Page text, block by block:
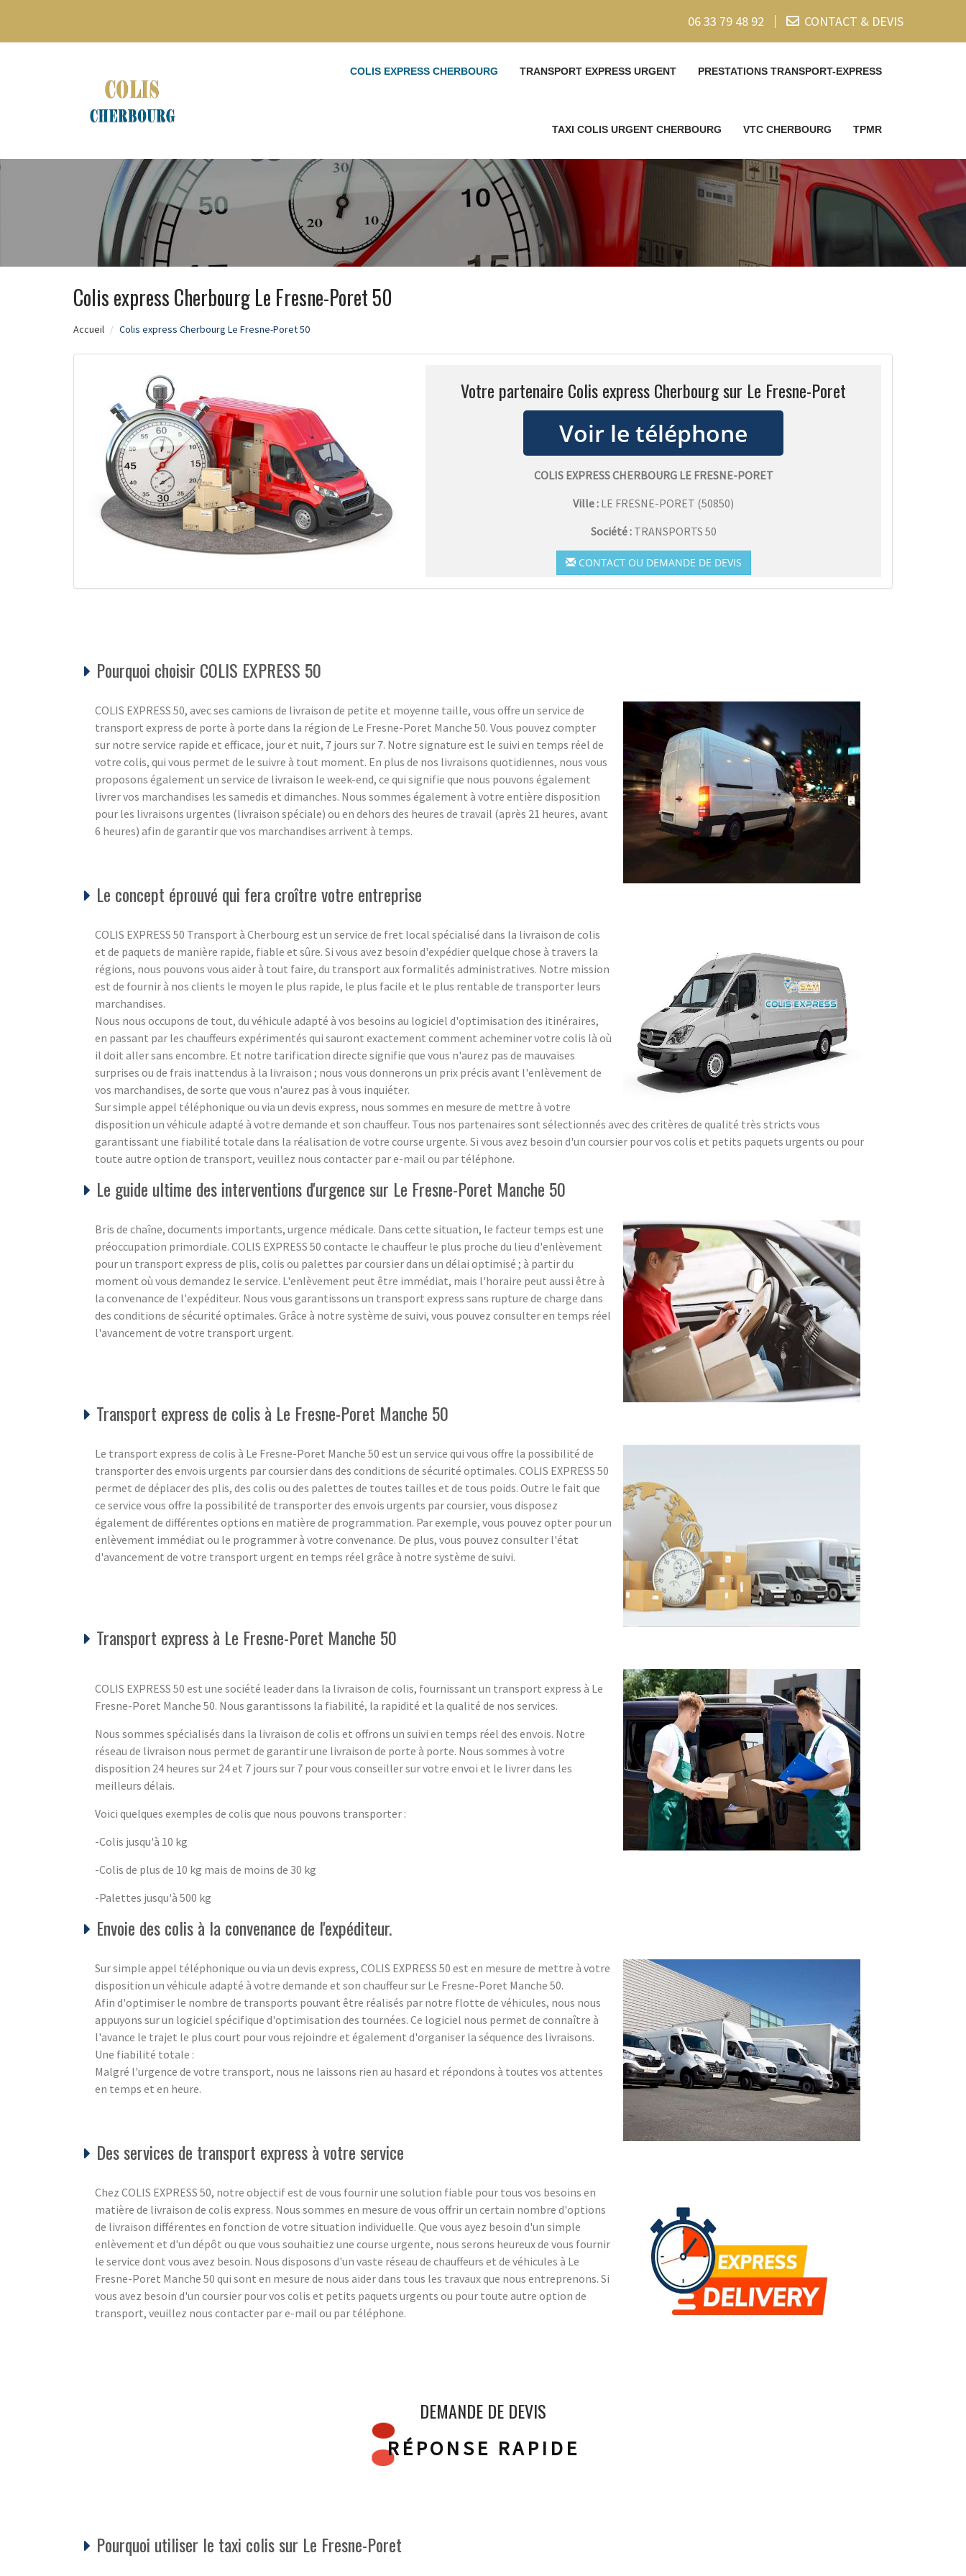
06 33 79 48 92 CONTACT & DEVIS
COLIS EXPRESS CHERBOURG TRANSPORT EXPRESS URGENT PRESTATIONS TRANSPORT-EXPRESS
TAXI COLIS URGENT CHERBOURG VTC CHERBOURG TPMR
Colis express Cherbourg Le Fresne-Poret 50
Accueil Colis express Cherbourg Le Fresne-Poret 50
Votre partenaire Colis express Cherbourg sur Le Fresne-Poret
COLIS EXPRESS CHERBOURG LE FRESNE-PORET
Ville : LE FRESNE-PORET (50850)
Société : TRANSPORTS 50
CONTACT OU DEMANDE DE DEVIS
Pourquoi choisir COLIS EXPRESS 50
COLIS EXPRESS 50, avec ses camions de livraison de petite et moyenne taille, vous offre un service de
transport express de porte à porte dans la région de Le Fresne-Poret Manche 50. Vous pouvez compter
sur notre service rapide et efficace, jour et nuit, 7 jours sur 7. Notre signature est le suivi en temps réel de
votre colis, qui vous permet de le suivre à tout moment. En plus de nos livraisons quotidiennes, nous vous
proposons également un service de livraison le week-end, ce qui signifie que nous pouvons également
livrer vos marchandises les samedis et dimanches. Nous sommes également à votre entière disposition
pour les livraisons urgentes (livraison spéciale) ou en dehors des heures de travail (après 21 heures, avant
6 heures) afin de garantir que vos marchandises arrivent à temps.
Le concept éprouvé qui fera croître votre entreprise
COLIS EXPRESS 50 Transport à Cherbourg est un service de fret local spécialisé dans la livraison de colis
et de paquets de manière rapide, fiable et sûre. Si vous avez besoin d'expédier quelque chose à travers la
régions, nous pouvons vous aider à tout faire, du transport aux formalités administratives. Notre mission
est de fournir à nos clients le moyen le plus rapide, le plus facile et le plus rentable de transporter leurs
marchandises.
Nous nous occupons de tout, du véhicule adapté à vos besoins au logiciel d'optimisation des itinéraires,
en passant par les chauffeurs expérimentés qui sauront exactement comment acheminer votre colis là où
il doit aller sans encombre. Et notre tarification directe signifie que vous n'aurez pas de mauvaises
surprises ou de frais inattendus à la livraison ; nous vous donnerons un prix précis avant l'enlèvement de
vos marchandises, de sorte que vous n'aurez pas à vous inquiéter.
Sur simple appel téléphonique ou via un devis express, nous sommes en mesure de mettre à votre
disposition un véhicule adapté à votre demande et son chauffeur. Tous nos partenaires sont sélectionnés avec des critères de qualité très stricts vous
garantissant une fiabilité totale dans la réalisation de votre course urgente. Si vous avez besoin d'un coursier pour vos colis et petits paquets urgents ou pour
toute autre option de transport, veuillez nous contacter par e-mail ou par téléphone.
Le guide ultime des interventions d'urgence sur Le Fresne-Poret Manche 50
Bris de chaîne, documents importants, urgence médicale. Dans cette situation, le facteur temps est une
préoccupation primordiale. COLIS EXPRESS 50 contacte le chauffeur le plus proche du lieu d'enlèvement
pour un transport express de plis, colis ou palettes par coursier dans un délai optimisé ; à partir du
moment où vous demandez le service. L'enlèvement peut être immédiat, mais l'horaire peut aussi être à
la convenance de l'expéditeur. Nous vous garantissons un transport express sans rupture de charge dans
des conditions de sécurité optimales. Grâce à notre système de suivi, vous pouvez consulter en temps réel
l'avancement de votre transport urgent.
Transport express de colis à Le Fresne-Poret Manche 50
Le transport express de colis à Le Fresne-Poret Manche 50 est un service qui vous offre la possibilité de
transporter des envois urgents par coursier dans des conditions de sécurité optimales. COLIS EXPRESS 50
permet de déplacer des plis, des colis ou des palettes de toutes tailles et de tous poids. Outre le fait que
ce service vous offre la possibilité de transporter des envois urgents par coursier, vous disposez
également de différentes options en matière de programmation. Par exemple, vous pouvez opter pour un
enlèvement immédiat ou le programmer à votre convenance. De plus, vous pouvez consulter l'état
d'avancement de votre transport urgent en temps réel grâce à notre système de suivi.
Transport express à Le Fresne-Poret Manche 50
COLIS EXPRESS 50 est une société leader dans la livraison de colis, fournissant un transport express à Le
Fresne-Poret Manche 50. Nous garantissons la fiabilité, la rapidité et la qualité de nos services.
Nous sommes spécialisés dans la livraison de colis et offrons un suivi en temps réel des envois. Notre
réseau de livraison nous permet de garantir une livraison de porte à porte. Nous sommes à votre
disposition 24 heures sur 24 et 7 jours sur 7 pour vous conseiller sur votre envoi et le livrer dans les
meilleurs délais.
Voici quelques exemples de colis que nous pouvons transporter :
-Colis jusqu'à 10 kg
-Colis de plus de 10 kg mais de moins de 30 kg
-Palettes jusqu'à 500 kg
Envoie des colis à la convenance de l'expéditeur.
Sur simple appel téléphonique ou via un devis express, COLIS EXPRESS 50 est en mesure de mettre à votre
disposition un véhicule adapté à votre demande et son chauffeur sur Le Fresne-Poret Manche 50.
Afin d'optimiser le nombre de transports pouvant être réalisés par notre flotte de véhicules, nous nous
appuyons sur un logiciel spécifique d'optimisation des tournées. Ce logiciel nous permet de connaître à
l'avance le trajet le plus court pour vous rejoindre et également d'organiser la séquence des livraisons.
Une fiabilité totale :
Malgré l'urgence de votre transport, nous ne laissons rien au hasard et répondons à toutes vos attentes
en temps et en heure.
Des services de transport express à votre service
Chez COLIS EXPRESS 50, notre objectif est de vous fournir une solution fiable pour tous vos besoins en
matière de livraison de colis express. Nous sommes en mesure de vous offrir un certain nombre d'options
de livraison différentes en fonction de votre situation individuelle. Que vous ayez besoin d'un simple
enlèvement et d'un dépôt ou que vous souhaitiez une course urgente, nous serons heureux de vous fournir
le service dont vous avez besoin. Nous disposons d'un vaste réseau de chauffeurs et de véhicules à Le
Fresne-Poret Manche 50 qui sont en mesure de nous aider dans tous les travaux que nous entreprenons. Si
vous avez besoin d'un coursier pour vos colis et petits paquets urgents ou pour toute autre option de
transport, veuillez nous contacter par e-mail ou par téléphone.
DEMANDE DE DEVIS
RÉPONSE RAPIDE
Pourquoi utiliser le taxi colis sur Le Fresne-Poret